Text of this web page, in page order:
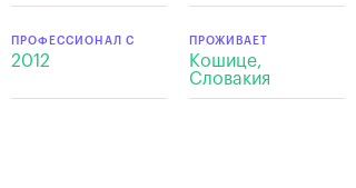
ПРОФЕССИОНАЛ С
2012
ПРОЖИВАЕТ
Кошице,
Словакия